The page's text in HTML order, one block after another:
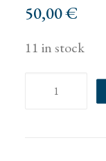
50,00€
11 in stock
Domenico